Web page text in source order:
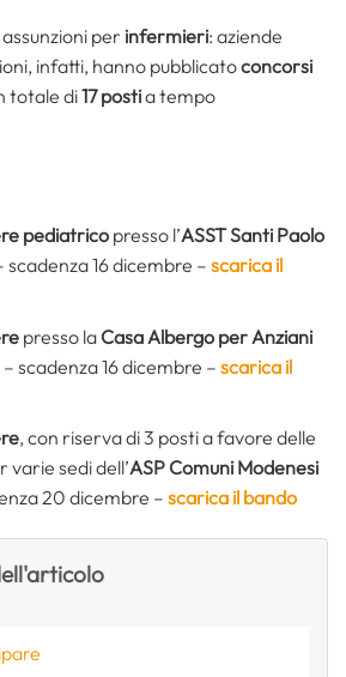
per infermieri: aziende
infatti, hanno pubblicatoconcorsi
totale di17 postia tempo
pediatricopresso l’ASST Santi Paolo
scadenza 16 dicembre – scarica il
presso la Casa Albergo per Anziani
scadenza 16 dicembre – scarica il
, con riserva di 3 posti a favore delle
sedi dell’ASP Comuni Modenesi
20 dicembre –scarica il bando